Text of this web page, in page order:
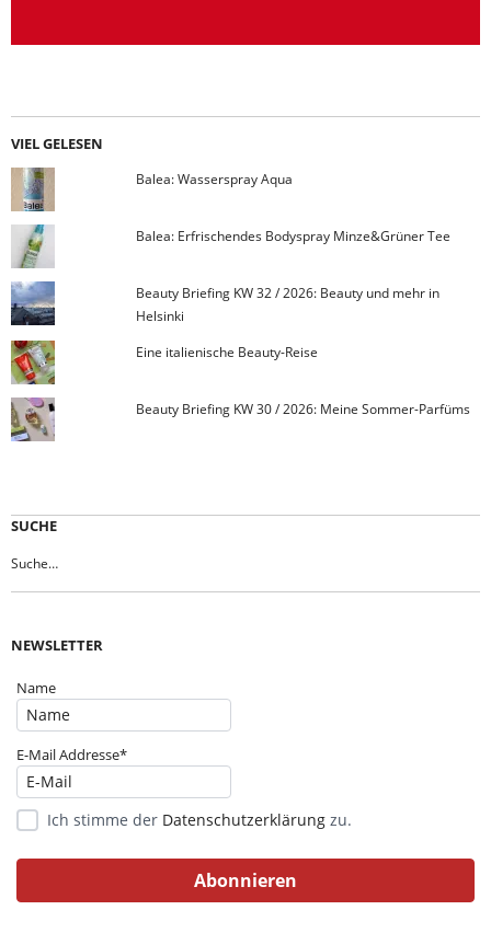
VIEL GELESEN
Balea: Wasserspray Aqua
Balea: Erfrischendes Bodyspray Minze&Grüner Tee
Beauty Briefing KW 32 / 2026: Beauty und mehr in
Helsinki
Eine italienische Beauty-Reise
Beauty Briefing KW 30 / 2026: Meine Sommer-Parfüms
SUCHE
NEWSLETTER
Name
E-Mail Addresse*
Ich stimme der Datenschutzerklärung zu.